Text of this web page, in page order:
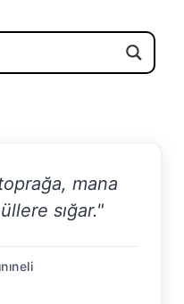
mana
sığar."